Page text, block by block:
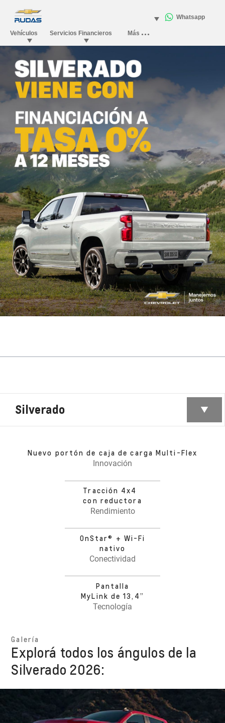
Silverado
Nuevo portón de caja de carga Multi-Flex
Innovación
Tracción 4x4
con reductora
Rendimiento
OnStar® + Wi-Fi
nativo
Conectividad
Pantalla
MyLink de 13,4”
Tecnología
Galería
Explorá todos los ángulos de la
Silverado 2026: